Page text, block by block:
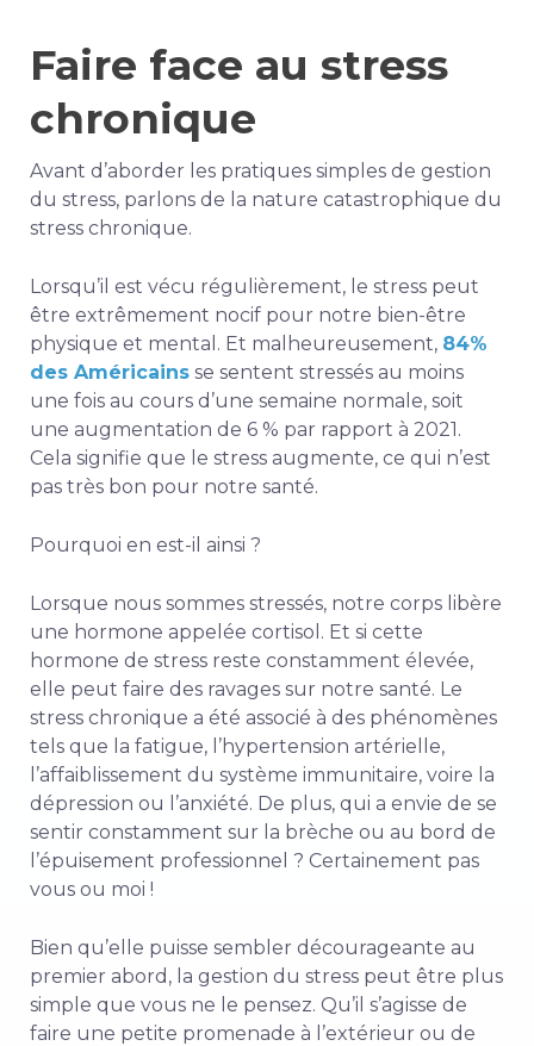
Faire face au stress
chronique
Avant d’aborder les pratiques simples de gestion
du stress, parlons de la nature catastrophique du
stress chronique.
Lorsqu’il est vécu régulièrement, le stress peut
être extrêmement nocif pour notre bien-être
physique et mental. Et malheureusement, 84%
des Américains se sentent stressés au moins
une fois au cours d’une semaine normale, soit
une augmentation de 6 % par rapport à 2021.
Cela signifie que le stress augmente, ce qui n’est
pas très bon pour notre santé.
Pourquoi en est-il ainsi ?
Lorsque nous sommes stressés, notre corps libère
une hormone appelée cortisol. Et si cette
hormone de stress reste constamment élevée,
elle peut faire des ravages sur notre santé. Le
stress chronique a été associé à des phénomènes
tels que la fatigue, l’hypertension artérielle,
l’affaiblissement du système immunitaire, voire la
dépression ou l’anxiété. De plus, qui a envie de se
sentir constamment sur la brèche ou au bord de
l’épuisement professionnel ? Certainement pas
vous ou moi !
Bien qu’elle puisse sembler décourageante au
premier abord, la gestion du stress peut être plus
simple que vous ne le pensez. Qu’il s’agisse de
faire une petite promenade à l’extérieur ou de